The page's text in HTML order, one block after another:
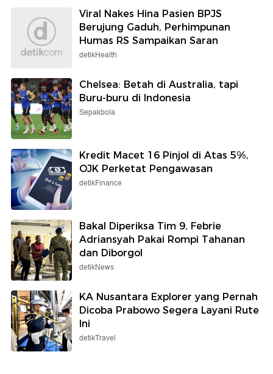
Viral Nakes Hina Pasien BPJS
Berujung Gaduh, Perhimpunan
Humas RS Sampaikan Saran
detikHealth
Chelsea: Betah di Australia, tapi
Buru-buru di Indonesia
Sepakbola
Kredit Macet 16 Pinjol di Atas 5%,
OJK Perketat Pengawasan
detikFinance
Bakal Diperiksa Tim 9, Febrie
Adriansyah Pakai Rompi Tahanan
dan Diborgol
detikNews
KA Nusantara Explorer yang Pernah
Dicoba Prabowo Segera Layani Rute
Ini
detikTravel